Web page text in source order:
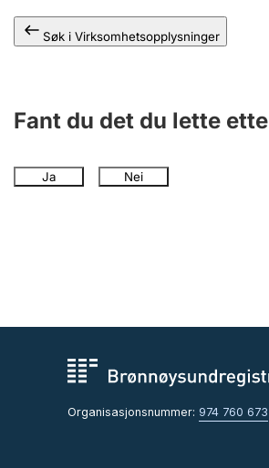
Søk i Virksomhetsopplysninger
Fant du det du lette
Ja Nei
Organisasjonsnummer: 974 760 673